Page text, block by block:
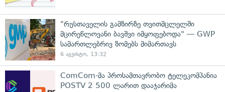
"რუსთაველის გამზირზე თვითმცლელში
მცირეწლოვანი ბავშვი იმყოფებოდა" — GWP
სამართლებრივ ზომებს მიმართავს
6 აგვისტო, 13:32
ComCom-მა პროსამთავრობო ტელეკომპანია
POSTV 2 500 ლარით დააჯარიმა